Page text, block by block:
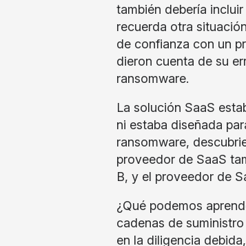
también debería
recuerda otra
de confianza con un
dieron cuenta de su
ransomware.
La solución SaaS
ni estaba diseñada
ransomware,
proveedor de SaaS
B, y el proveedor de
¿Qué podemos
cadenas de
en la diligencia